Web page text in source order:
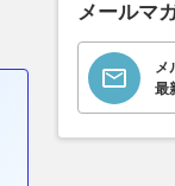
メールマ
最